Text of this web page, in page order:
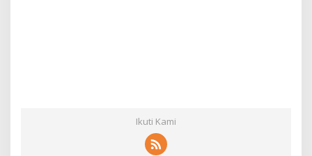
Ikuti Kami